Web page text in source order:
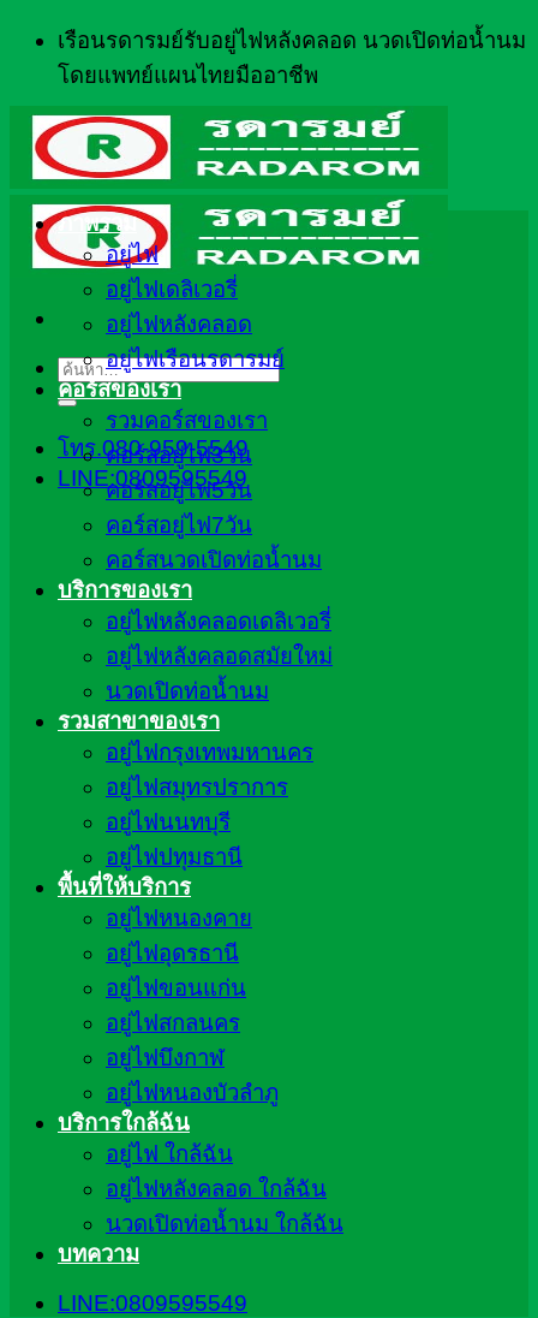
ข้าม
ยัง
เนื้อหา
เรือนรดารมย์รับอยู่ไฟหลังคลอด นวดเปิดท่อน้ำนม
โดยแพทย์แผนไทยมืออาชีพ
ค้นหา:
โทร.080-959-5549
LINE:0809595549
ภาพรวม
อยู่ไฟ
อยู่ไฟเดลิเวอรี่
อยู่ไฟหลังคลอด
อยู่ไฟเรือนรดารมย์
คอร์สของเรา
รวมคอร์สของเรา
คอร์สอยู่ไฟ3วัน
คอร์สอยู่ไฟ5วัน
คอร์สอยู่ไฟ7วัน
คอร์สนวดเปิดท่อน้ำนม
บริการของเรา
อยู่ไฟหลังคลอดเดลิเวอรี่
อยู่ไฟหลังคลอดสมัยใหม่
นวดเปิดท่อน้ำนม
รวมสาขาของเรา
อยู่ไฟกรุงเทพมหานคร
อยู่ไฟสมุทรปราการ
อยู่ไฟนนทบุรี
อยู่ไฟปทุมธานี
พื้นที่ให้บริการ
อยู่ไฟหนองคาย
อยู่ไฟอุดรธานี
อยู่ไฟขอนแก่น
อยู่ไฟสกลนคร
อยู่ไฟบึงกาฬ
อยู่ไฟหนองบัวลำภู
บริการใกล้ฉัน
อยู่ไฟ ใกล้ฉัน
อยู่ไฟหลังคลอด ใกล้ฉัน
นวดเปิดท่อน้ำนม ใกล้ฉัน
บทความ
LINE:0809595549